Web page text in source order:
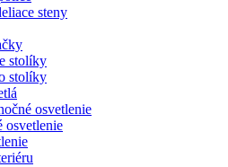
steny
stolíky
stolíky
osvetlenie
osvetlenie